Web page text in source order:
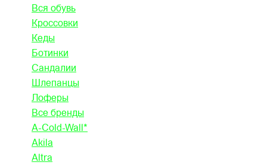
Вся обувь
Кроссовки
Кеды
Ботинки
Сандалии
Шлепанцы
Лоферы
Все бренды
A-Cold-Wall*
Akila
Altra